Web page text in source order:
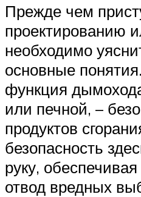
Прежде чем
проектированию
необходимо
основные
функция
или печной, –
продуктов
безопасность
руку,
отвод вредных